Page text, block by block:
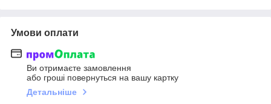
Умови оплати
Ви отримаєте замовлення
або гроші повернуться на вашу картку
Детальніше